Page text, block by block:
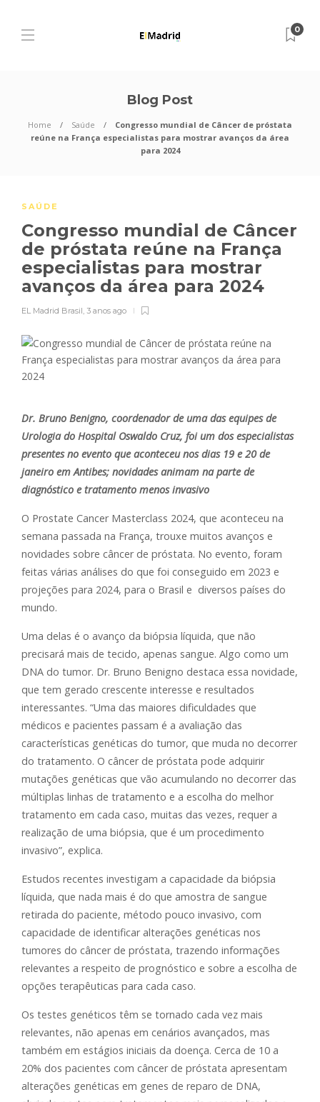
0
Blog Post
Home Saúde
Congresso mundial de Câncer de próstata
reúne na França especialistas para mostrar avanços da área
para 2024
SAÚDE
Congresso mundial de Câncer
de próstata reúne na França
especialistas para mostrar
avanços da área para 2024
EL Madrid Brasil, 3 anos ago
Dr. Bruno Benigno, coordenador de uma das equipes de
Urologia do Hospital Oswaldo Cruz, foi um dos especialistas
presentes no evento que aconteceu nos dias 19 e 20 de
janeiro em Antibes; novidades animam na parte de
diagnóstico e tratamento menos invasivo
O Prostate Cancer Masterclass 2024, que aconteceu na
semana passada na França, trouxe muitos avanços e
novidades sobre câncer de próstata. No evento, foram
feitas várias análises do que foi conseguido em 2023 e
projeções para 2024, para o Brasil e diversos países do
mundo.
Uma delas é o avanço da biópsia líquida, que não
precisará mais de tecido, apenas sangue. Algo como um
DNA do tumor. Dr. Bruno Benigno destaca essa novidade,
que tem gerado crescente interesse e resultados
interessantes. “Uma das maiores dificuldades que
médicos e pacientes passam é a avaliação das
características genéticas do tumor, que muda no decorrer
do tratamento. O câncer de próstata pode adquirir
mutações genéticas que vão acumulando no decorrer das
múltiplas linhas de tratamento e a escolha do melhor
tratamento em cada caso, muitas das vezes, requer a
realização de uma biópsia, que é um procedimento
invasivo”, explica.
Estudos recentes investigam a capacidade da biópsia
líquida, que nada mais é do que amostra de sangue
retirada do paciente, método pouco invasivo, com
capacidade de identificar alterações genéticas nos
tumores do câncer de próstata, trazendo informações
relevantes a respeito de prognóstico e sobre a escolha de
opções terapêuticas para cada caso.
Os testes genéticos têm se tornado cada vez mais
relevantes, não apenas em cenários avançados, mas
também em estágios iniciais da doença. Cerca de 10 a
20% dos pacientes com câncer de próstata apresentam
alterações genéticas em genes de reparo de DNA,